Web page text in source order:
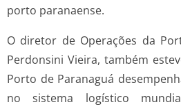
porto paranaense.
O diretor de Operações da
Perdonsini Vieira, também
Porto de Paranaguá
no sistema logístico